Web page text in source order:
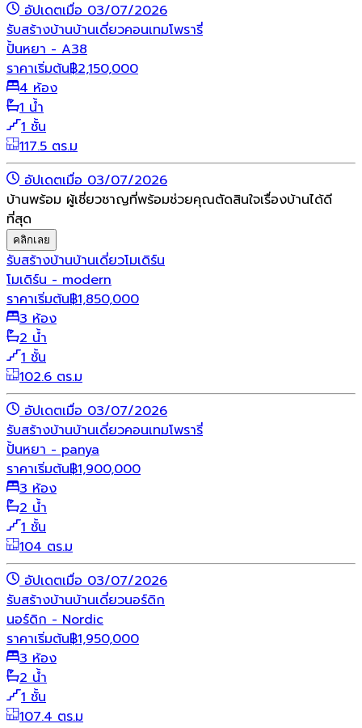
อัปเดตเมื่อ 03/07/2026
รับสร้างบ้านบ้านเดี่ยวคอนเทมโพรารี่
ปั้นหยา - A38
ราคาเริ่มต้น฿2,150,000
4 ห้อง
1 น้ำ
1 ชั้น
117.5 ตร.ม
อัปเดตเมื่อ 03/07/2026
บ้านพร้อม ผู้เชี่ยวชาญที่พร้อมช่วยคุณตัดสินใจเรื่องบ้านได้ดี
ที่สุด
คลิกเลย
รับสร้างบ้านบ้านเดี่ยวโมเดิร์น
โมเดิร์น - modern
ราคาเริ่มต้น฿1,850,000
3 ห้อง
2 น้ำ
1 ชั้น
102.6 ตร.ม
อัปเดตเมื่อ 03/07/2026
รับสร้างบ้านบ้านเดี่ยวคอนเทมโพรารี่
ปั้นหยา - panya
ราคาเริ่มต้น฿1,900,000
3 ห้อง
2 น้ำ
1 ชั้น
104 ตร.ม
อัปเดตเมื่อ 03/07/2026
รับสร้างบ้านบ้านเดี่ยวนอร์ดิก
นอร์ดิก - Nordic
ราคาเริ่มต้น฿1,950,000
3 ห้อง
2 น้ำ
1 ชั้น
107.4 ตร.ม